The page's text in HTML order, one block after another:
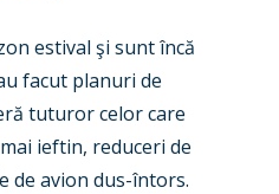
estival şi sunt încă
facut planuri de
tuturor celor care
ieftin, reduceri de
de avion dus-întors.
Dubai 2019
Paris 2019
Contact